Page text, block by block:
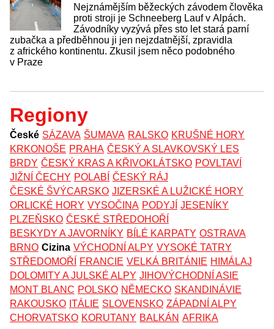
Nejznámějším běžeckých závodem člověka
proti stroji je Schneeberg Lauf v Alpách.
Závodníky vyzývá přes sto let stará parní
zubačka a předběhnou ji jen nejzdatnější, zpravidla
z afrického kontinentu. Zkusil jsem něco podobného
v Praze
Regiony
České SÁZAVA ŠUMAVA RALSKO KRUŠNÉ HORY
KRKONOŠE PRAHA ČESKÝ A SLAVKOVSKÝ LES
BRDY ČESKÝ KRAS A KŘIVOKLÁTSKO POVLTAVÍ
JIŽNÍ ČECHY POLABÍ ČESKÝ RÁJ
ČESKÉ ŠVÝCARSKO JIZERSKÉ A LUŽICKÉ HORY
ORLICKÉ HORY VYSOČINA PODYJÍ JESENÍKY
PLZEŇSKO ČESKÉ STŘEDOHOŘÍ
BESKYDY A JAVORNÍKY BÍLÉ KARPATY OSTRAVA
BRNO Cizina VÝCHODNÍ ALPY VYSOKÉ TATRY
STŘEDOMOŘÍ
FRANCIE VELKÁ BRITÁNIE HIMÁLAJ
DOLOMITY A JULSKÉ ALPY JIHOVÝCHODNÍ ASIE
MONT BLANC POLSKO NĚMECKO SKANDINÁVIE
RAKOUSKO ITÁLIE SLOVENSKO ZÁPADNÍ ALPY
CHORVATSKO KORUTANY BALKÁN AFRIKA